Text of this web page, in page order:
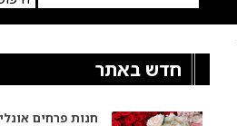
חדש באתר
חנות פרחים